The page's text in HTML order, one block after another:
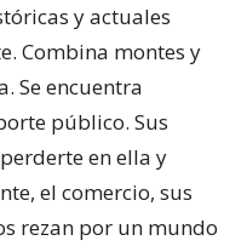
y actuales
Combina montes y
Se encuentra
público. Sus
en ella y
el comercio, sus
rezan por un mundo